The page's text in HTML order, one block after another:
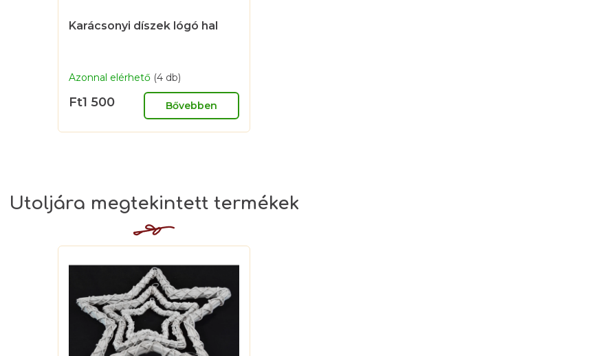
Karácsonyi díszek lógó hal
Azonnal elérhető (4 db)
Ft1 500 Bővebben